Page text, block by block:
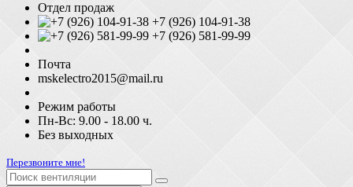
Отдел продаж
+7 (926) 104-91-38
+7 (926) 581-99-99
Почта
mskelectro2015@mail.ru
Режим работы
Пн-Вс: 9.00 - 18.00 ч.
Без выходных
Перезвоните мне!